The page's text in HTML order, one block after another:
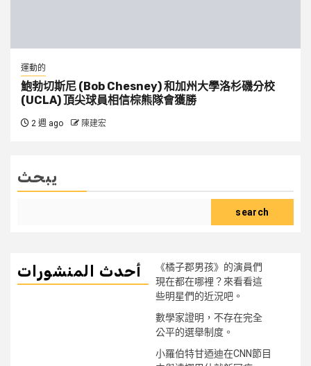
運動的
鮑勃切斯尼 (Bob Chesney) 和加州大學洛杉磯分校
(UCLA) 頂尖球員相信棕熊隊會獲勝
2 週 ago 陳建宏
يبحث
search
أحدث المنشورات
《橘子郡男孩》的演員們
現在都在哪裡？來看看這
些明星們的近況吧。
數學家證明，不存在完全
公平的選舉制度。
小羅伯特甘迺迪在CNN節目